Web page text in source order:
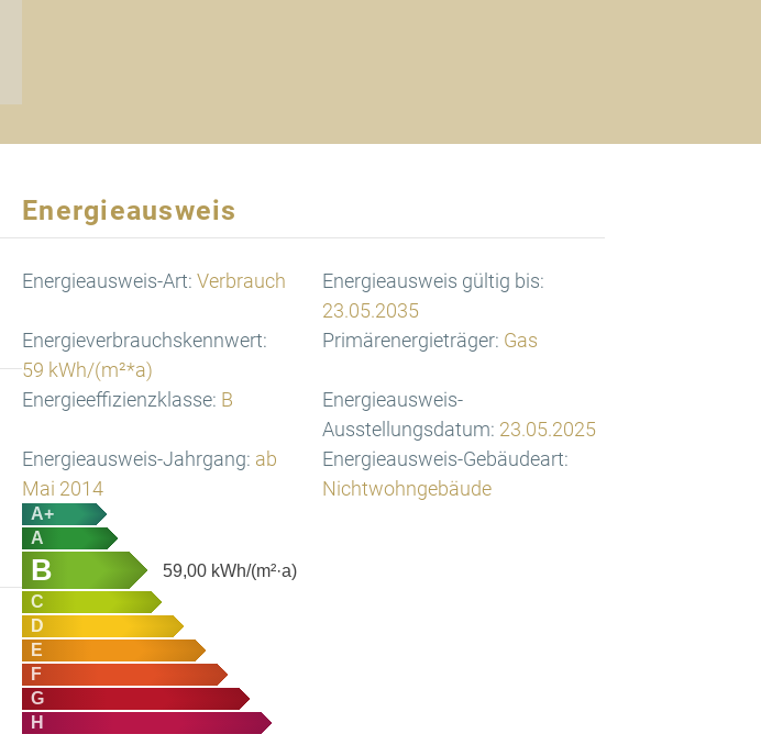
Energieausweis
Energieausweis-Art: Verbrauch
Energieausweis gültig bis:
23.05.2035
Energieverbrauchskennwert:
59 kWh/(m²*a)
Primärenergieträger: Gas
Energieeffizienzklasse: B
Energieausweis-
Ausstellungsdatum: 23.05.2025
Energieausweis-Jahrgang: ab
Mai 2014
Energieausweis-Gebäudeart:
Nichtwohngebäude
A+
A
B 59,00 kWh/(m²·a)
C
D
E
F
G
H